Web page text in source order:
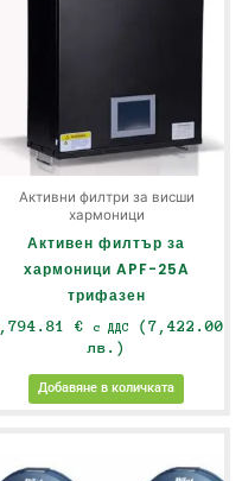
Активни филтри за висши
хармоници
Активен филтър за
хармоници APF-25A
трифазен
€ с ДДС
(7,422.00
лв.)
Добавяне в количката